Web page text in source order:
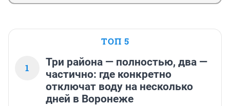
ТОП 5
1
Три района — полностью, два —
частично: где конкретно
отключат воду на несколько
дней в Воронеже